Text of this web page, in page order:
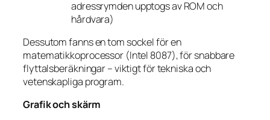
adressrymden upptogs av ROM och
hårdvara)
Dessutom fanns en tom sockel för en
matematikkop­rocessor (Intel 8087), för snabbare
flyttalsberäkningar – viktigt för tekniska och
vetenskapliga program.
Grafik och skärm